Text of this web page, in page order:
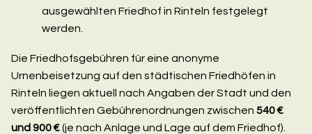
ausgewählten Friedhof in Rinteln festgelegt
werden.
Die Friedhofsgebühren für eine anonyme
Urnenbeisetzung auf den städtischen Friedhöfen in
Rinteln liegen aktuell nach Angaben der Stadt und den
veröffentlichten Gebührenordnungen zwischen 540 €
und 900 €(je nach Anlage und Lage auf dem Friedhof).